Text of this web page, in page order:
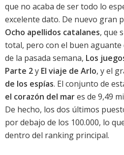
que no acaba de ser todo lo
excelente dato. De nuevo gran
Ocho apellidos catalanes, que
total, pero con el buen
de la pasada semana, Los
Parte 2y El viaje de Arlo, y el
de los espías. El conjunto de
el corazón del mares de 9,49
De hecho, los dos últimos
por debajo de los 100.000, lo
dentro del ranking principal.